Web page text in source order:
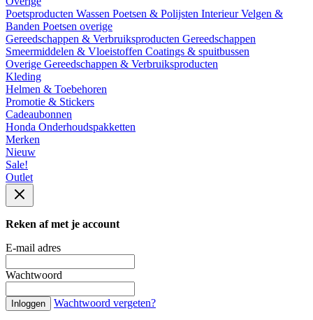
Poetsproducten Wassen Poetsen & Polijsten InterieurVelgen &
Banden Poetsen overige
Gereedschappen & Verbruiksproducten Gereedschappen
Smeermiddelen & Vloeistoffen Coatings & spuitbussen
Overige Gereedschappen & Verbruiksproducten
Kleding
Helmen & Toebehoren
Promotie & Stickers
Cadeaubonnen
Honda Onderhoudspakketten
Merken
Nieuw
Sale!
Outlet
Reken af met je account
E-mail adres
Wachtwoord
Inloggen Wachtwoord vergeten?